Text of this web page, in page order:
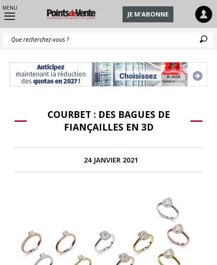
MENU
JE M'ABONNE
COURBET : DES BAGUES DE
FIANÇAILLES EN 3D
24 JANVIER 2021